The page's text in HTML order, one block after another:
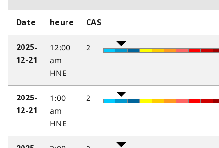
Date heure CAS
2025-
12-21
12:00
am
HNE
2
2025-
12-21
1:00
am
HNE
2